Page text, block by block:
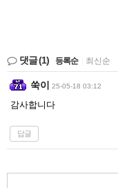
댓글(1) 등록순 최신순
쑥이 25-05-18 03:12
감사합니다
답글